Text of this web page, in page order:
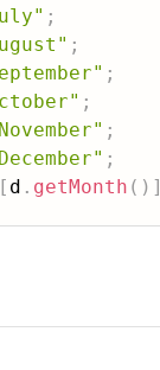
;
;
;
;
;
;
[ d . getMonth ( ) ]